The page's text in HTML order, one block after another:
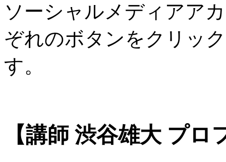
ソーシャルメディアア
ぞれのボタンをクリッ
す。
【講師 渋谷雄大 プロ